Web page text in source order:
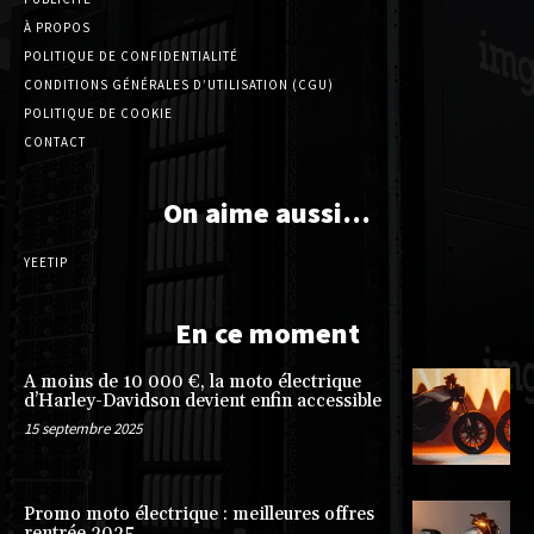
À PROPOS
POLITIQUE DE CONFIDENTIALITÉ
CONDITIONS GÉNÉRALES D’UTILISATION (CGU)
POLITIQUE DE COOKIE
CONTACT
On aime aussi…
YEETIP
En ce moment
A moins de 10 000 €, la moto électrique
d’Harley-Davidson devient enfin accessible
15 septembre 2025
Promo moto électrique : meilleures offres